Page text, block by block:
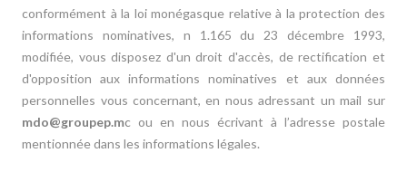
conformément à la loi monégasque relative à la protection des
informations nominatives, n 1.165 du 23 décembre 1993,
modifiée, vous disposez d'un droit d'accès, de rectification et
d'opposition aux informations nominatives et aux données
personnelles vous concernant, en nous adressant un mail sur
mdo@groupep.mc ou en nous écrivant à l’adresse postale
mentionnée dans les informations légales.